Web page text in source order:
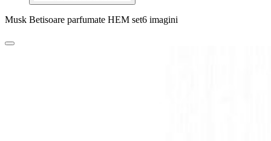
Musk Betisoare parfumate HEM set6 imagini